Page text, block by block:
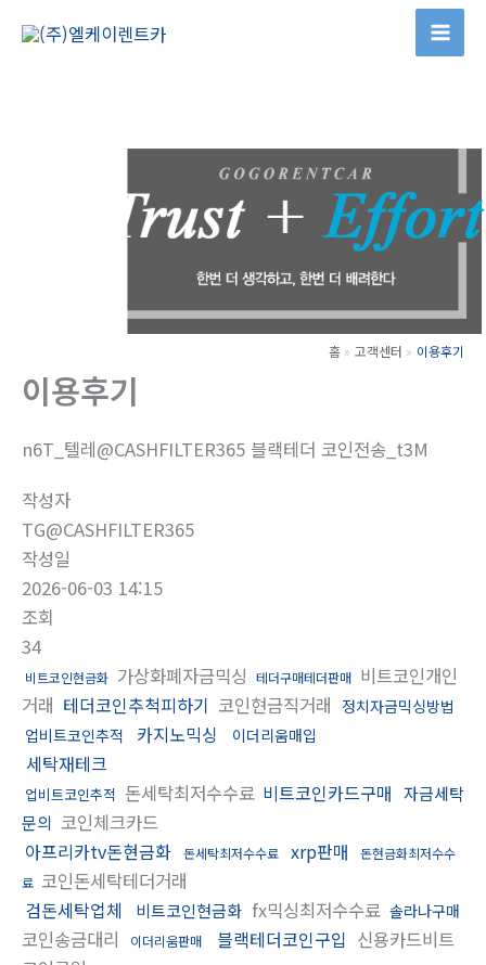
홈 고객센터 이용후기
이용후기
n6T_텔레@CASHFILTER365 블랙테더 코인전송_t3M
작성자
TG@CASHFILTER365
작성일
2026-06-03 14:15
조회
34
비트코인현금화 가상화폐자금믹싱 테더구매테더판매 비트코인개인
거래 테더코인추척피하기 코인현금직거래 정치자금믹싱방법
업비트코인추적
카지노믹싱 이더리움매입
세탁재테크
업비트코인추적 돈세탁최저수수료 비트코인카드구매 자금세탁
문의 코인체크카드
아프리카tv돈현금화
돈세탁최저수수료 xrp판매
돈현금화최저수수
료 코인돈세탁테더거래
검돈세탁업체
비트코인현금화 fx믹싱최저수수료 솔라나구매
코인송금대리 이더리움판매 블랙테더코인구입 신용카드비트